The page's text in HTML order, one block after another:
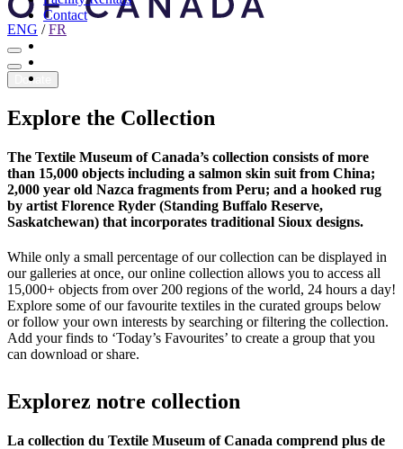
Contact
Youtube
ENG /FR
Donate
Explore the Collection
The Textile Museum of Canada’s collection consists of more
than 15,000 objects including a salmon skin suit from China;
2,000 year old Nazca fragments from Peru; and a hooked rug
by artist Florence Ryder (Standing Buffalo Reserve,
Saskatchewan) that incorporates traditional Sioux designs.
While only a small percentage of our collection can be displayed in
our galleries at once, our online collection allows you to access all
15,000+ objects from over 200 regions of the world, 24 hours a day!
Explore some of our favourite textiles in the curated groups below
or follow your own interests by searching or filtering the collection.
Add your finds to ‘Today’s Favourites’ to create a group that you
can download or share.
Explorez notre collection
La collection du Textile Museum of Canada comprend plus de